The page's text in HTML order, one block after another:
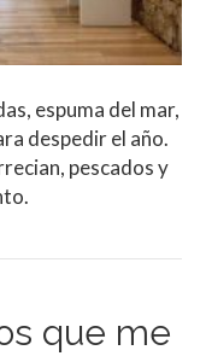
espuma del mar,
despedir el año.
pescados y
que me